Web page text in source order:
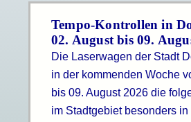
Tempo-Kontrollen in
02. August bis 09.
Die Laserwagen der Stadt
in der kommenden Woche
bis 09. August 2026 die
im Stadtgebiet besonders